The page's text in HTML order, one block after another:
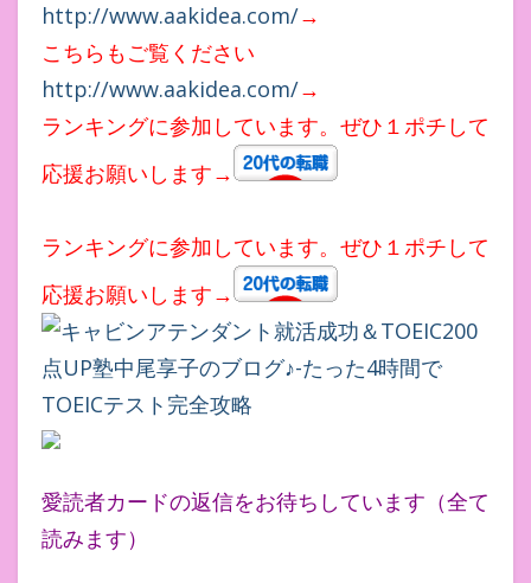
http://www.aakidea.com/→
こちらもご覧ください
http://www.aakidea.com/→
ランキングに参加しています。ぜひ１ポチして
応援お願いします→
ランキングに参加しています。ぜひ１ポチして
応援お願いします→
愛読者カードの返信をお待ちしています（全て
読みます）